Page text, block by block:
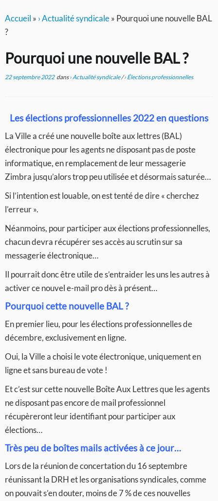
Accueil » › Actualité syndicale» Pourquoi une nouvelle BAL
?
Pourquoi une nouvelle BAL ?
22 septembre 2022dans› Actualité syndicale/› Élections professionnelles
Les élections professionnelles 2022 en questions
La Ville a créé une nouvelle boîte aux lettres (BAL)
électronique pour les agents ne disposant pas de poste
informatique, en remplacement de leur messagerie
Zimbra jusqu’alors trop peu utilisée et désormais saturée…
Si l’intention est louable, on est tenté de dire « cherchez
l’erreur ».
Néanmoins, pour participer aux élections professionnelles,
chacun devra récupérer ses accès au scrutin sur sa
messagerie électronique…
Il pourrait donc être utile de s’entraider les uns les autres à
activer ce nouvel e-mail pro dès à présent…
Pourquoi cette nouvelle BAL ?
En premier lieu, pour les élections professionnelles de
décembre, exclusivement en ligne.
Oui, la Ville a choisi le vote électronique, uniquement en
ligne et sans bureau de vote !
Et c’est sur cette nouvelle Boîte Aux Lettres que les agents
ne disposant pas encore de mail professionnel
récupèreront leur identifiant pour participer aux
élections…
Très peu de boîtes mails activées à ce jour…
Lors de la réunion de concertation du 16 septembre
réunissant la DRH et les organisations syndicales, comme
on pouvait s’en douter, moins de 7 % de ces nouvelles